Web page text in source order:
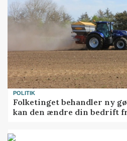
POLITIK
Folketinget behandler ny
kan den ændre din bedrift